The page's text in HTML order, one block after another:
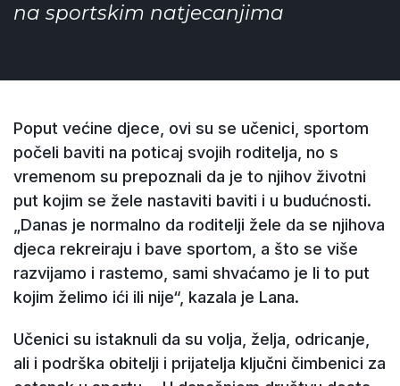
na sportskim natjecanjima
Poput većine djece, ovi su se učenici, sportom
počeli baviti na poticaj svojih roditelja, no s
vremenom su prepoznali da je to njihov životni
put kojim se žele nastaviti baviti i u budućnosti.
„Danas je normalno da roditelji žele da se njihova
djeca rekreiraju i bave sportom, a što se više
razvijamo i rastemo, sami shvaćamo je li to put
kojim želimo ići ili nije“, kazala je Lana.
Učenici su istaknuli da su volja, želja, odricanje,
ali i podrška obitelji i prijatelja ključni čimbenici za